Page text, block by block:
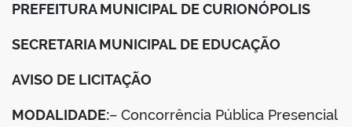
PREFEITURA MUNICIPAL DE CURIONÓPOLIS
SECRETARIA MUNICIPAL DE EDUCAÇÃO
AVISO DE LICITAÇÃO
MODALIDADE:– Concorrência Pública Presencial